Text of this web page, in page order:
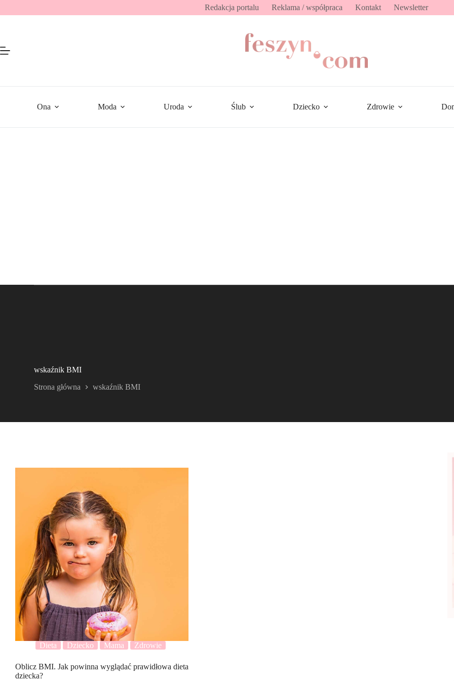
Redakcja portalu Reklama / współpraca Kontakt Newsletter
Ona Moda Uroda Ślub Dziecko Zdrowie
wskaźnik BMI
Strona główna wskaźnik BMI
Dieta Dziecko Mama Zdrowie
Oblicz BMI. Jak powinna wyglądać prawidłowa dieta
dziecka?